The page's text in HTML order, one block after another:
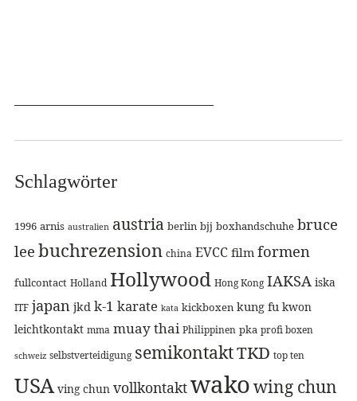
Schlagwörter
1996 arnis australien austria berlin bjj boxhandschuhe bruce
lee buchrezension china EVCC film formen
fullcontact Holland Hollywood Hong Kong IAKSA iska
ITF japan jkd k-1 karate kata kickboxen kung fu kwon
leichtkontakt mma muay thai Philippinen pka profi boxen
schweiz selbstverteidigung semikontaktTKD top ten
USA ving chun vollkontaktwakowing chun